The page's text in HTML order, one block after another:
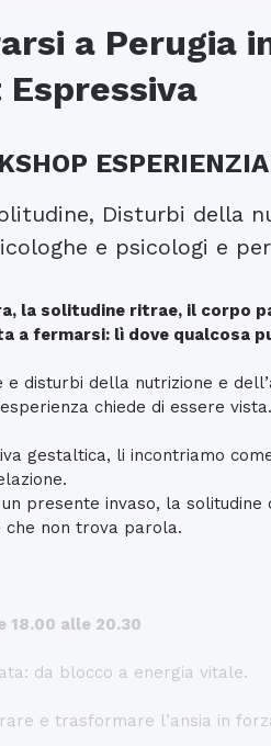
a Perugia
Disturbi della
e psicologi e
la solitudine ritrae, il corpo
a fermarsi: lì dove qualcosa
e disturbi della nutrizione e
chiede di essere vista.
gestaltica, li incontriamo
un presente invaso, la
che non trova parola.
18.00 alle 20.30
da blocco a energia vitale.
e trasformare l’ansia in